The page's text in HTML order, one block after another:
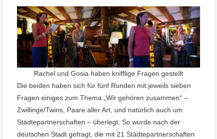
Rachel und Gosia haben knifflige Fragen gestellt
Die beiden haben sich für fünf Runden mit jeweils sieben
Fragen einiges zum Thema „Wir gehören zusammen“ –
Zwillinge/Twins, Paare aller Art, und natürlich auch um
Städtepartnerschaften – überlegt. So wurde nach der
deutschen Stadt gefragt, die mit 21 Städtepartnerschaften